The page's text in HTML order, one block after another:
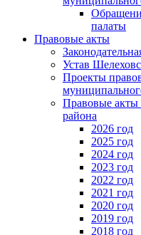
палаты
Правовые акты
Устав
Проекты
Правовые акты
района
2026 год
2025 год
2024 год
2023 год
2022 год
2021 год
2020 год
2019 год
2018 год